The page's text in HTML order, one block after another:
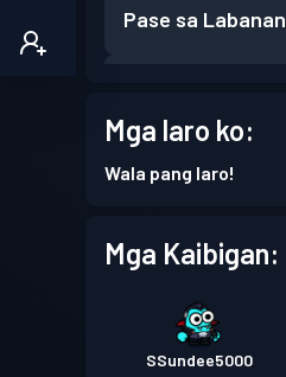
Pase sa Labanan
Pase sa Labanan
Mga laro ko:
Wala pang laro!
Mga Kaibigan:
SSundee5000